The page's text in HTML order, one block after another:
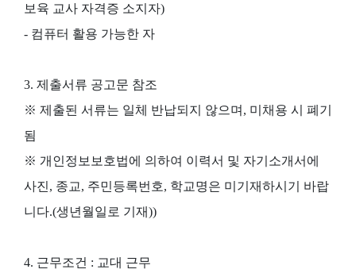
보육 교사 자격증 소지자)
- 컴퓨터 활용 가능한 자
3. 제출서류 공고문 참조
※ 제출된 서류는 일체 반납되지 않으며, 미채용 시 폐기
됨
※ 개인정보보호법에 의하여 이력서 및 자기소개서에
사진, 종교, 주민등록번호, 학교명은 미기재하시기 바랍
니다.(생년월일로 기재))
4. 근무조건 : 교대 근무